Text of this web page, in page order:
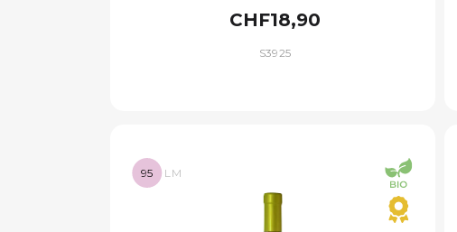
CHF18,90
S3925
95 LM